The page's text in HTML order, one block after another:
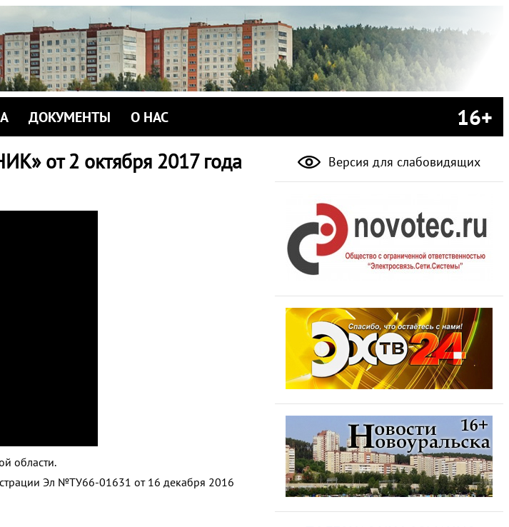
ДОКУМЕНТЫ О НАС 16+
от 2 октября 2017 года
области.
Эл №ТУ66-01631 от 16 декабря 2016
Версия для слабовидящих